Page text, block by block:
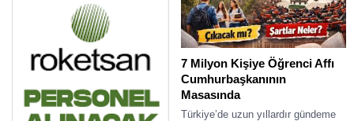
7 Milyon Kişiye Öğrenci Affı
Cumhurbaşkanının
Masasında
Türkiye’de uzun yıllardır gündeme